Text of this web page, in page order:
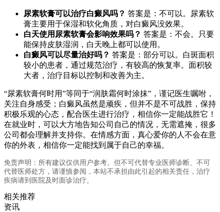
尿素软膏可以治疗白癜风吗？ 答案是：不可以。尿素软
膏主要用于保湿和软化角质，对白癜风没效果。
白天使用尿素软膏会影响效果吗？ 答案是：不会。只要
能保持皮肤湿润，白天晚上都可以使用。
白癜风可以尽量治好吗？ 答案是：部分可以。白斑面积
较小的患者，通过规范治疗，有较高的恢复率。面积较
大者，治疗目标以控制和改善为主。
“尿素软膏何时用”等同于“润肤霜何时涂抹”，谨记医生嘱咐，
关注自身感受；白癜风虽然是顽疾，但并不是不可战胜，保持
积极乐观的心态，配合医生进行治疗，相信你一定能战胜它！
在就业时，可以大方地告知公司自己的情况，无需遮掩，很多
公司都会理解并支持你。在情感方面，真心爱你的人不会在意
你的外表，相信你一定能找到属于自己的幸福。
免责声明：所有建议仅供用户参考。但不可代替专业医师诊断、不可
代替医师处方，请谨慎参阅，本站不承担由此引起的相关责任，治疗
疾病请到医院及时面诊治疗。
相关推荐
资讯